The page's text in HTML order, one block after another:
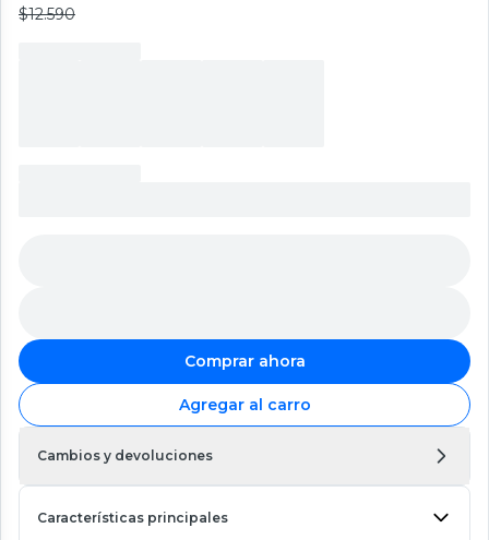
$12.590
Comprar ahora
Agregar al carro
Cambios y devoluciones
Características principales